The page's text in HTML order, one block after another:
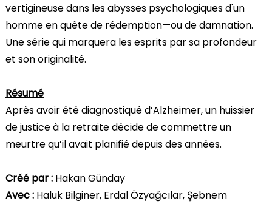
vertigineuse dans les abysses psychologiques d'un
homme en quête de rédemption—ou de damnation.
Une série qui marquera les esprits par sa profondeur
et son originalité.
Résumé
Après avoir été diagnostiqué d’Alzheimer, un huissier
de justice à la retraite décide de commettre un
meurtre qu’il avait planifié depuis des années.
Créé par : Hakan Günday
Avec : Haluk Bilginer, Erdal Özyağcılar, Şebnem